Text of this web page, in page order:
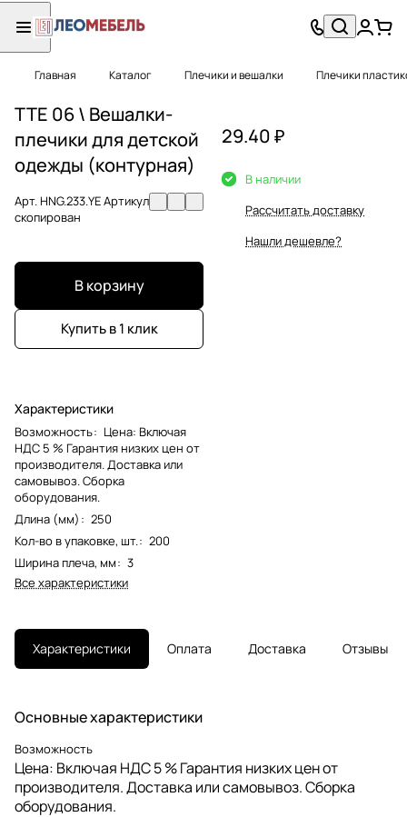
Главная Каталог Плечики и вешалки Плечики
TTE 06 \ Вешалки-
плечики для детской
одежды (контурная)
Арт.HNG.233.YE Артикул
скопирован
В корзину
Купить в 1 клик
Характеристики
Возможность: Цена: Включая
НДС 5 % Гарантия низких цен от
производителя. Доставка или
самовывоз. Сборка
оборудования.
Длина (мм) : 250
Кол-во в упаковке, шт.: 200
Ширина плеча, мм: 3
Все характеристики
29.40 ₽
В наличии
Рассчитать доставку
Нашли дешевле?
Характеристики Оплата Доставка Отзывы
Основные характеристики
Возможность
Цена: Включая НДС 5 % Гарантия низких цен от
производителя. Доставка или самовывоз. Сборка
оборудования.